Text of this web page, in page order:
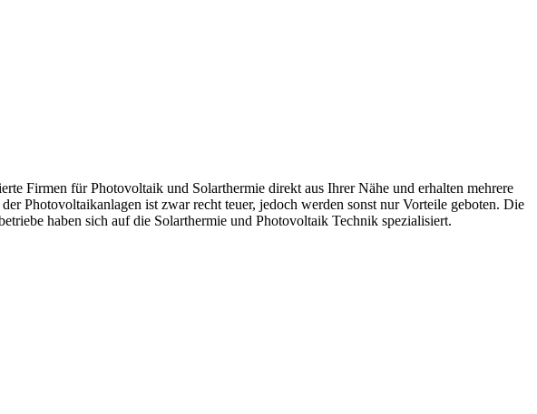
Firmen für Photovoltaik und Solarthermie direkt aus Ihrer Nähe und erhalten mehrere
Photovoltaikanlagen ist zwar recht teuer, jedoch werden sonst nur Vorteile geboten. Die
haben sich auf die Solarthermie und Photovoltaik Technik spezialisiert.